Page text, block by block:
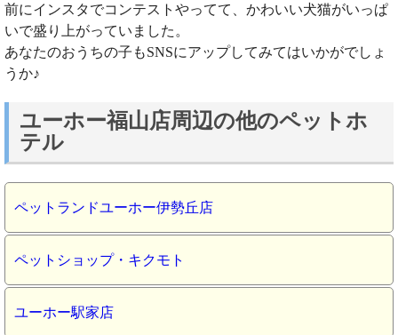
前にインスタでコンテストやってて、かわいい犬猫がいっぱ
いで盛り上がっていました。
あなたのおうちの子もSNSにアップしてみてはいかがでしょ
うか♪
ユーホー福山店周辺の他のペットホ
テル
ペットランドユーホー伊勢丘店
ペットショップ・キクモト
ユーホー駅家店